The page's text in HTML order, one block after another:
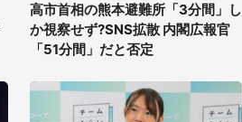
高市首相の熊本避難所「3分間」し
か視察せず?SNS拡散 内閣広報官
「51分間」だと否定